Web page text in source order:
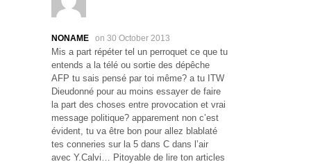
NONAME on 30 October 2013
Mis a part répéter tel un perroquet ce que tu
entends a la télé ou sortie des dépêche
AFP tu sais pensé par toi même? a tu ITW
Dieudonné pour au moins essayer de faire
la part des choses entre provocation et vrai
message politique? apparement non c’est
évident, tu va être bon pour allez blablaté
tes conneries sur la 5 dans C dans l’air
avec Y.Calvi… Pitoyable de lire ton articles